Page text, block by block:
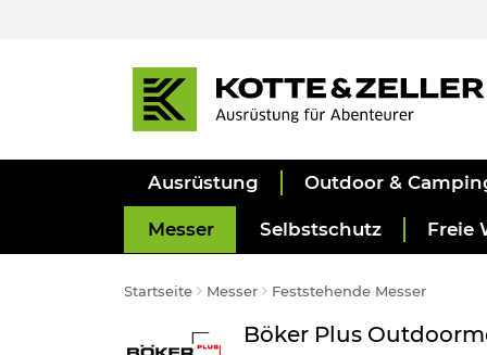
Ausrüstung Outdoor &
Messer Selbstschutz Freie
Startseite Messer Feststehende Messer
Böker Plus